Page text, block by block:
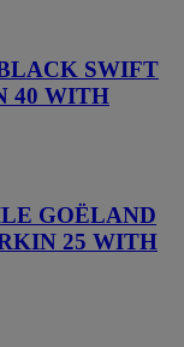
SWIFT
40 WITH
GOËLAND
25 WITH